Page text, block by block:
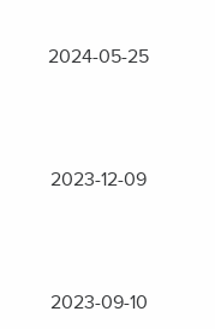
2024-05-25
2023-12-09
2023-09-10